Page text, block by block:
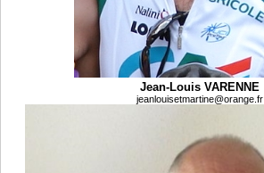
Jean-Louis VARENNE
jeanlouisetmartine@orange.fr